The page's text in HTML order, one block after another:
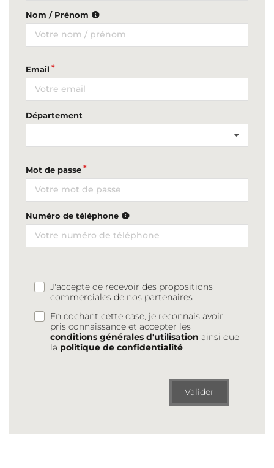
Nom / Prénom
Email
Département
Mot de passe
Numéro de téléphone
J'accepte de recevoir des propositions
commerciales de nos partenaires
En cochant cette case, je reconnais avoir
pris connaissance et accepter les
conditions générales d'utilisation ainsi que
la politique de confidentialité
Valider